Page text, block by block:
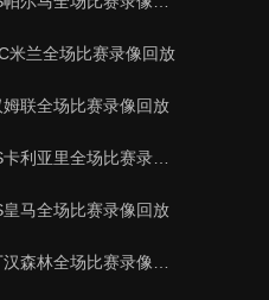
米兰全场比赛录像回放
联全场比赛录像回放
亚里全场比赛录像回放
马全场比赛录像回放
林全场比赛录像回放